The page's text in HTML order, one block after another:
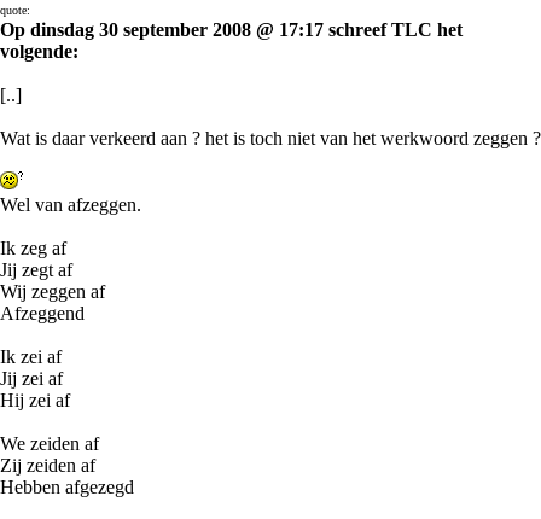
quote:
Op dinsdag 30 september 2008 @ 17:17 schreef TLC het
volgende:
[..]
Wat is daar verkeerd aan ? het is toch niet van het werkwoord zeggen ?
Wel van afzeggen.
Ik zeg af
Jij zegt af
Wij zeggen af
Afzeggend
Ik zei af
Jij zei af
Hij zei af
We zeiden af
Zij zeiden af
Hebben afgezegd